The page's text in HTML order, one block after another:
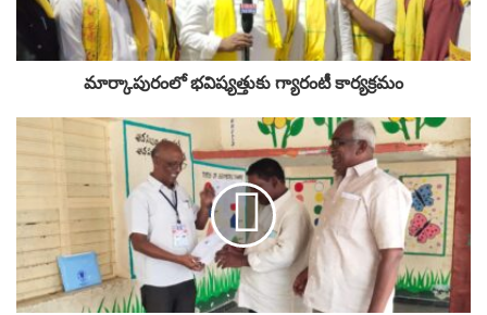
మార్కాపురంలో భవిష్యత్తుకు గ్యారంటీ కార్యక్రమం